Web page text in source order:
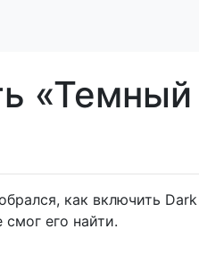
как включить
его найти.